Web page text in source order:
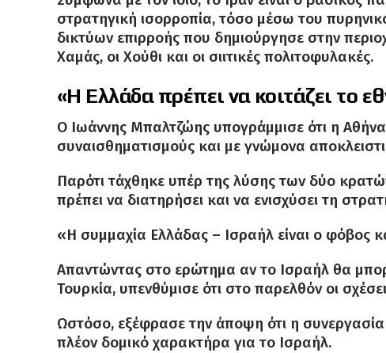
στρατηγική ισορροπία, τόσο μέσω του
δικτύων επιρροής που δημιούργησε στην
Χαμάς, οι Χούθι και οι σιιτικές πολιτοφυλακές.
«Η Ελλάδα πρέπει να κοιτάζει το
Ο Ιωάννης Μπαλτζώης υπογράμμισε ότι η Αθήνα
συναισθηματισμούς και με γνώμονα
Παρότι τάχθηκε υπέρ της λύσης των δύο
πρέπει να διατηρήσει και να ενισχύσει τη
«Η συμμαχία Ελλάδας – Ισραήλ είναι ο φόβος
Απαντώντας στο ερώτημα αν το Ισραήλ θα
Τουρκία, υπενθύμισε ότι στο παρελθόν οι
Ωστόσο, εξέφρασε την άποψη ότι η
πλέον δομικό χαρακτήρα για το Ισραήλ.